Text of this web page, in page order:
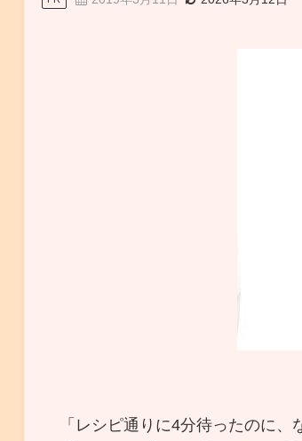
「レシピ通りに4分待ったのに、